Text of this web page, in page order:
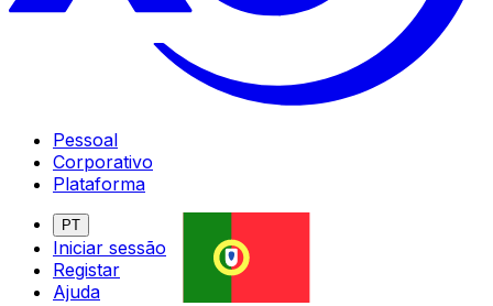
Pessoal
Corporativo
Plataforma
PT
Iniciar sessão
Registar
Ajuda